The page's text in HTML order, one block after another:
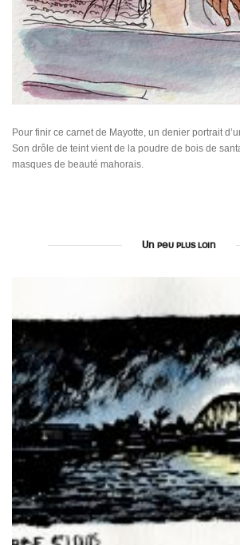
Pour finir ce carnet de Mayotte, un denier portrait
Son drôle de teint vient de la poudre de bois de
masques de beauté mahorais.
Un peu plus loin